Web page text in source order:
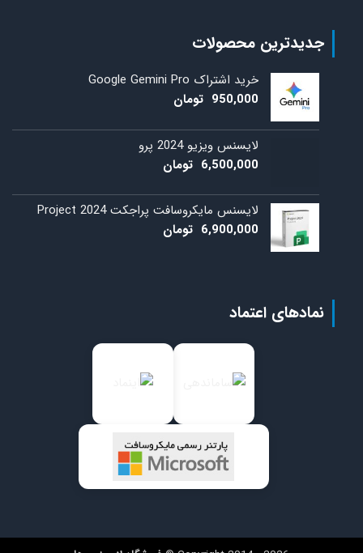
جدیدترین محصولات
خرید اشتراک Google Gemini Pro
950,000 تومان
لایسنس ویزیو 2024 پرو
6,500,000 تومان
لایسنس مایکروسافت پراجکت 2024 Project
6,900,000 تومان
نمادهای اعتماد